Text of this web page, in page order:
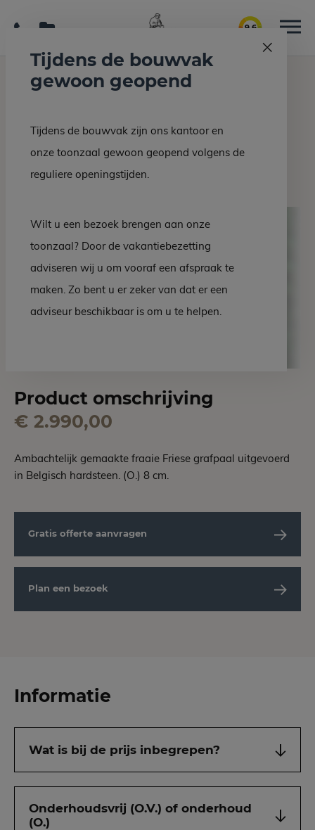
9.6
Home Grafmonumenten Grafsteen EZ 45-10
Grafsteen EZ 45-10
Product omschrijving
€ 2.990,00
Ambachtelijk gemaakte fraaie Friese grafpaal uitgevoerd
in Belgisch hardsteen. (O.) 8 cm.
Gratis offerte aanvragen
Plan een bezoek
Informatie
Wat is bij de prijs inbegrepen?
Onderhoudsvrij (O.V.) of onderhoud
(O.)
Tijdens de bouwvak
gewoon geopend
Tijdens de bouwvak zijn ons kantoor en
onze toonzaal gewoon geopend volgens de
reguliere openingstijden.
Wilt u een bezoek brengen aan onze
toonzaal? Door de vakantiebezetting
adviseren wij u om vooraf een afspraak te
maken. Zo bent u er zeker van dat er een
adviseur beschikbaar is om u te helpen.